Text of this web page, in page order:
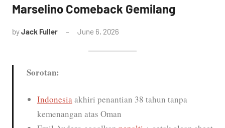
Marselino Comeback Gemilang
byJack Fuller June 6, 2026
Sorotan:
Indonesiaakhiri penantian 38 tahun tanpa
kemenangan atas Oman